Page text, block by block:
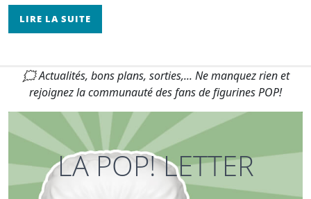
LIRE LA SUITE
🗯 Actualités, bons plans, sorties,... Ne manquez rien et
rejoignez la communauté des fans de figurines POP!
LA POP! LETTER